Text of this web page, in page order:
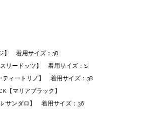
】 着用サイズ：38
リードッツ】 着用サイズ：S
ティートリノ】 着用サイズ：38
【マリアブラック】
サンダロ】 着用サイズ：36